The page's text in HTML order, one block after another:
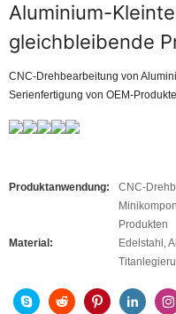
Aluminium-
gleichbleibende
CNC-Drehbearbeitung von
Serienfertigung von OEM-
Produktanwendung:
CNC-
Produkten
Material:
Edelstahl,